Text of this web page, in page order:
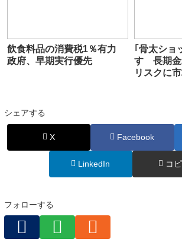
飲食料品の消費税1％有力
政府、早期実行優先
｢骨太ショ
す 長期金
リスクに
シェアする
X Facebook
LinkedIn コ
フォローする